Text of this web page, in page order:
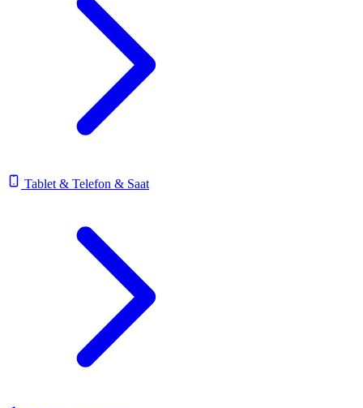
Tablet & Telefon & Saat